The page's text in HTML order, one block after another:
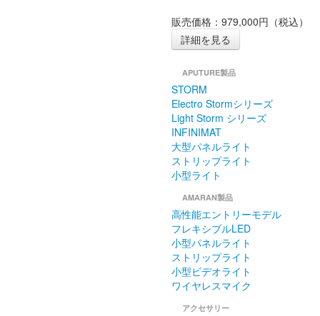
販売価格：979,000円（税込）
詳細を見る
APUTURE製品
STORM
Electro Stormシリーズ
Light Storm シリーズ
INFINIMAT
大型パネルライト
ストリップライト
小型ライト
AMARAN製品
高性能エントリーモデル
フレキシブルLED
小型パネルライト
ストリップライト
小型ビデオライト
ワイヤレスマイク
アクセサリー